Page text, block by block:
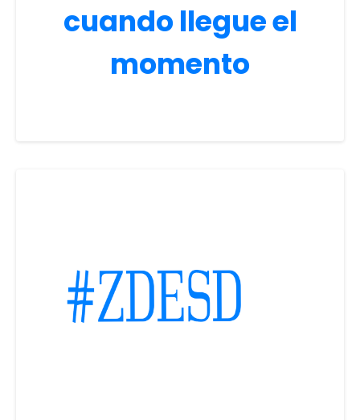
cuando llegue el
momento